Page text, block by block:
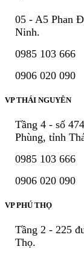
05 - A5 Phan
Ninh.
0985 103 666
0906 020 090
VP THÁI NGUYÊN
Tầng 4 - số
Phùng, tỉnh
0985 103 666
0906 020 090
VP PHÚ THỌ
Tầng 2 - 225
Thọ.